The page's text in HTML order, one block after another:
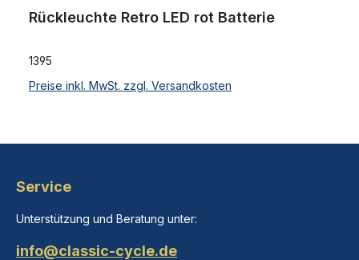
Rückleuchte Retro LED rot Batterie
1395
Preise inkl. MwSt. zzgl. Versandkosten
Service
Unterstützung und Beratung unter:
info@classic-cycle.de